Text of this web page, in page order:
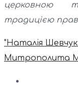
церковною
традицією
"Наталія
Митрополита